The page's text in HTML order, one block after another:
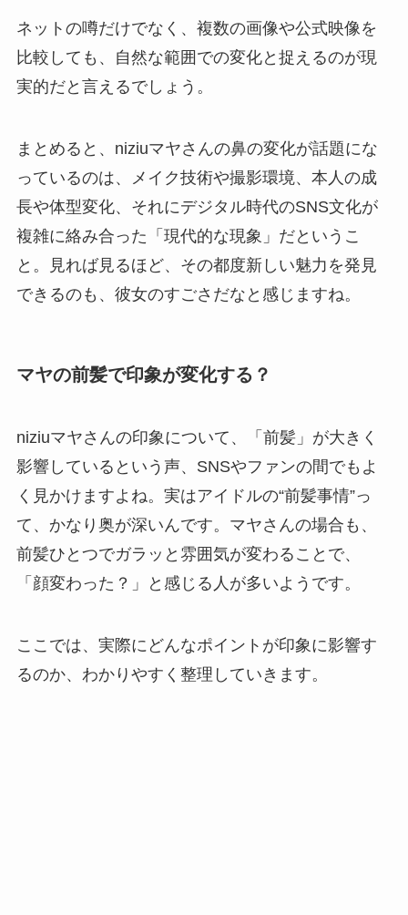
ネットの噂だけでなく、複数の画像や公式映像を
比較しても、自然な範囲での変化と捉えるのが現
実的だと言えるでしょう。
まとめると、niziuマヤさんの鼻の変化が話題にな
っているのは、メイク技術や撮影環境、本人の成
長や体型変化、それにデジタル時代のSNS文化が
複雑に絡み合った「現代的な現象」だというこ
と。見れば見るほど、その都度新しい魅力を発見
できるのも、彼女のすごさだなと感じますね。
マヤの前髪で印象が変化する？
niziuマヤさんの印象について、「前髪」が大きく
影響しているという声、SNSやファンの間でもよ
く見かけますよね。実はアイドルの“前髪事情”っ
て、かなり奥が深いんです。マヤさんの場合も、
前髪ひとつでガラッと雰囲気が変わることで、
「顔変わった？」と感じる人が多いようです。
ここでは、実際にどんなポイントが印象に影響す
るのか、わかりやすく整理していきます。